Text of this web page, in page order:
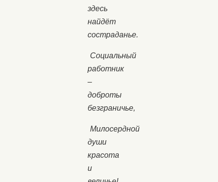
здесь
найдёт
состраданье.
Социальный
работник
–
доброты
безграничье,
Милосердной
души
красота
и